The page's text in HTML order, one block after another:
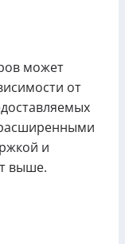
может
от
и
выше.